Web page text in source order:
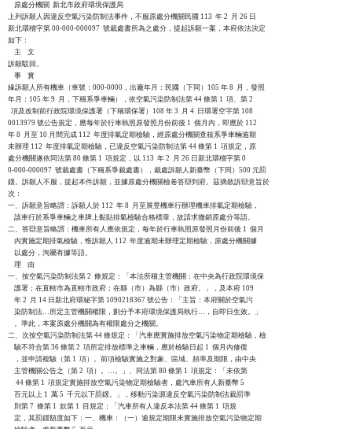
    原處分機關  新北市政府環境保護局
上列訴願人因違反空氣污染防制法事件，不服原處分機關民國 113  年 2  月 26 日
新北環稽字第 00-000-000097  號裁處書所為之處分，提起訴願一案，本府依法決定
如下：
    主    文
訴願駁回。
    事    實
緣訴願人所有機車（車號：000-0000，出廠年月：民國（下同）105 年 8  月，發照
年月：105 年 9  月，下稱系爭車輛），依空氣污染防制法第 44 條第 1  項、第 2
  項及改制前行政院環境保護署（下稱環保署）108 年 3  月 4  日環署空字第 108
0013979 號公告規定，應每年於行車執照原發照月份前後 1  個月內，即應於 112
年 8  月至 10 月間完成 112  年度排氣定期檢驗，經原處分機關查核系爭車輛逾期
未辦理 112  年度排氣定期檢驗，已違反空氣污染防制法第 44 條第 1  項規定，原
處分機關遂依同法第 80 條第 1  項規定，以 113  年 2  月 26 日新北環稽字第 0
0-000-000097  號裁處書（下稱系爭裁處書），裁處訴願人新臺幣（下同）500 元罰
鍰。訴願人不服，提起本件訴願，並據原處分機關檢卷答辯到府。茲摘敘訴辯意旨於
次：
一、訴願意旨略謂：訴願人於 112  年 8  月至展昱機車行辦理機車排氣定期檢驗，
    該車行於系爭車輛之車牌上黏貼排氣檢驗合格標章，故請求撤銷原處分等語。
二、答辯意旨略謂：機車所有人應依規定，每年於行車執照原發照月份前後 1  個月
    內實施定期排氣檢驗，惟訴願人 112  年度逾期未辦理定期檢驗，原處分機關據
    以處分，洵屬有據等語。
    理    由
一、按空氣污染防制法第 2  條規定：「本法所稱主管機關：在中央為行政院環境保
    護署；在直轄市為直轄市政府；在縣（市）為縣（市）政府。」，及本府 109
    年 2  月 14 日新北府環秘字第 1090218367 號公告：「主旨：本府關於空氣污
    染防制法…所定主管機關權限，劃分予本府環境保護局執行…，自即日生效。」
    。準此，本案原處分機關為有權限處分之機關。
二、次按空氣污染防制法第 44 條規定：「汽車應實施排放空氣污染物定期檢驗，檢
    驗不符合第 36 條第 2  項所定排放標準之車輛，應於檢驗日起 1  個月內修復
    ，並申請複驗（第 1  項）。前項檢驗實施之對象、區域、頻率及期限，由中央
    主管機關公告之（第 2  項）。…。」、同法第 80 條第 1  項規定：「未依第
     44 條第 1  項規定實施排放空氣污染物定期檢驗者，處汽車所有人新臺幣 5
    百元以上 1  萬 5  千元以下罰鍰。」，移動污染源違反空氣污染防制法裁罰準
    則第 7  條第 1  款第 1  目規定：「汽車所有人違反本法第 44 條第 1  項規
    定，其罰鍰額度如下：一、機車：（一）逾規定期限未實施排放空氣污染物定期